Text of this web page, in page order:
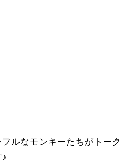
ルなモンキーたちがトーク